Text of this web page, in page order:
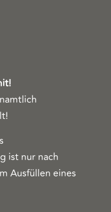
ist nur nach
Ausfüllen eines